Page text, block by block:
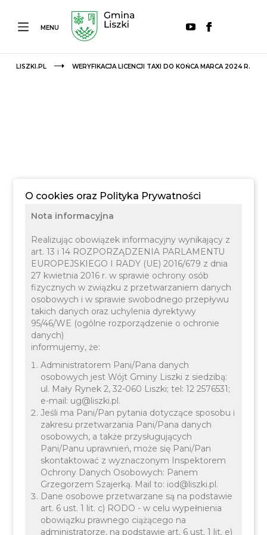
MENU
LISZKI.PL WERYFIKACJA LICENCJI TAXI DO KOŃCA MARCA 2024 R.
11 MARCA 2024 INFORMACJE
Weryfikacja licencji TAXI
do końca marca 2024 r.
O cookies oraz Polityka Prywatności
Nota informacyjna
Realizując obowiązek informacyjny wynikający z
art. 13 i 14 ROZPORZĄDZENIA PARLAMENTU
EUROPEJSKIEGO I RADY (UE) 2016/679 z dnia
27 kwietnia 2016 r. w sprawie ochrony osób
fizycznych w związku z przetwarzaniem danych
osobowych i w sprawie swobodnego przepływu
takich danych oraz uchylenia dyrektywy
95/46/WE (ogólne rozporządzenie o ochronie
danych)
informujemy, że:
Administratorem Pani/Pana danych
osobowych jest Wójt Gminy Liszki z siedzibą:
ul. Mały Rynek 2, 32-060 Liszki; tel: 12 2576531;
e-mail: ug@liszki.pl.
Jeśli ma Pani/Pan pytania dotyczące sposobu i
zakresu przetwarzania Pani/Pana danych
osobowych, a także przysługujących
Pani/Panu uprawnień, może się Pani/Pan
skontaktować z wyznaczonym Inspektorem
Ochrony Danych Osobowych: Panem
Grzegorzem Szajerką. Mail to: iod@liszki.pl.
Dane osobowe przetwarzane są na podstawie
art. 6 ust. 1 lit. c) RODO - w celu wypełnienia
obowiązku prawnego ciążącego na
administratorze, na podstawie art. 6 ust. 1 lit. e)